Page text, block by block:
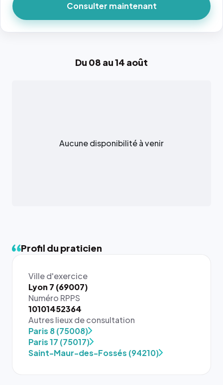
Du 08 au 14 août
Aucune disponibilité à venir
Profil du praticien
Ville d'exercice
Lyon 7 (69007)
Numéro RPPS
10101452364
Autres lieux de consultation
Paris 8 (75008)
Paris 17 (75017)
Saint-Maur-des-Fossés (94210)
Consulter maintenant
{# 40×40
: la taille
rendue par
`.profile-